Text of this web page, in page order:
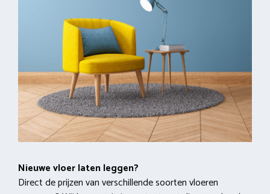
Nieuwe vloer laten leggen?
Direct de prijzen van verschillende soorten vloeren